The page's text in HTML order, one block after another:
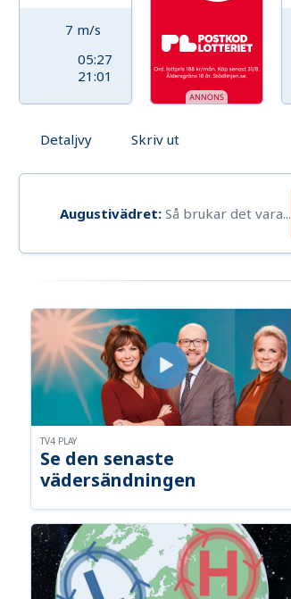
7 m/s
05:27
21:01
Detaljvy Skriv ut
Augustivädret: Så brukar det vara...
Se den senaste
vädersändningen
TV4 PLAY